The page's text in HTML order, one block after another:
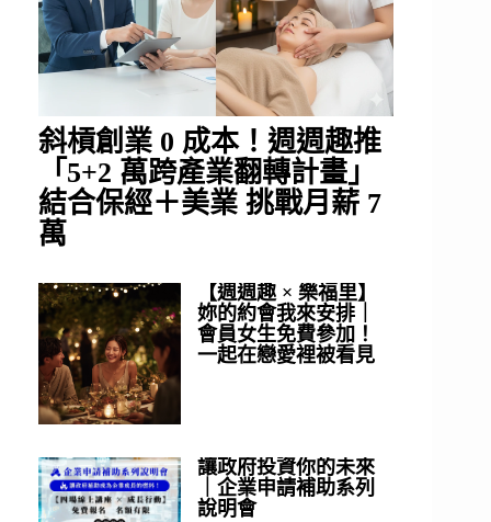
斜槓創業 0 成本！週週趣推
「5+2 萬跨產業翻轉計畫」
結合保經＋美業 挑戰月薪 7
萬
【週週趣 × 樂福里】
妳的約會我來安排｜
會員女生免費參加！
一起在戀愛裡被看見
讓政府投資你的未來
｜企業申請補助系列
說明會